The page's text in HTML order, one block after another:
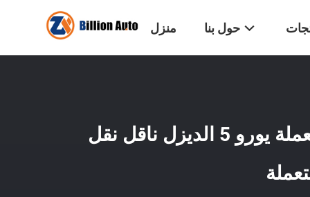
منزل حول بنا
46 مقعد حافلات مستعملة يورو 5 الديزل ناقل نقل